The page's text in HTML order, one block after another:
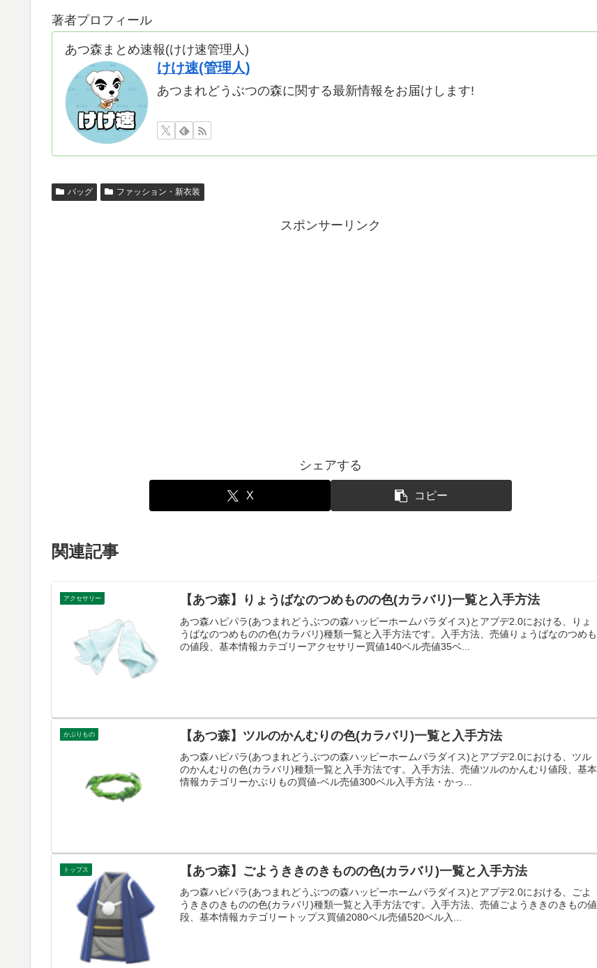
著者プロフィール
あつ森まとめ速報(けけ速管理人)
けけ速(管理人)
あつまれどうぶつの森に関する最新情報をお届けします!
バッグ ファッション・新衣装
スポンサーリンク
シェアする
X コピー
関連記事
アクセサリー 【あつ森】りょうばなのつめものの色(カラバリ)一覧と入手方法
あつ森ハピパラ(あつまれどうぶつの森ハッピーホームパラダイス)とアプデ2.0における、りょ
うばなのつめものの色(カラバリ)種類一覧と入手方法です。入手方法、売値りょうばなのつめも
の値段、基本情報カテゴリーアクセサリー買値140ベル売値35ベ...
かぶりもの 【あつ森】ツルのかんむりの色(カラバリ)一覧と入手方法
あつ森ハピパラ(あつまれどうぶつの森ハッピーホームパラダイス)とアプデ2.0における、ツル
のかんむりの色(カラバリ)種類一覧と入手方法です。入手方法、売値ツルのかんむり値段、基本
情報カテゴリーかぶりもの買値-ベル売値300ベル入手方法・かっ...
トップス 【あつ森】ごようききのきものの色(カラバリ)一覧と入手方法
あつ森ハピパラ(あつまれどうぶつの森ハッピーホームパラダイス)とアプデ2.0における、ごよ
うききのきものの色(カラバリ)種類一覧と入手方法です。入手方法、売値ごようききのきもの値
段、基本情報カテゴリートップス買値2080ベル売値520ベル入...